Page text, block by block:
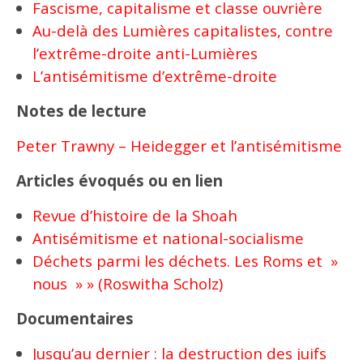
Fascisme, capitalisme et classe ouvrière
Au-delà des Lumières capitalistes, contre
l’extrême-droite anti-Lumières
L’antisémitisme d’extrême-droite
Notes de lecture
Peter Trawny – Heidegger et l’antisémitisme
Articles évoqués ou en lien
Revue d’histoire de la Shoah
Antisémitisme et national-socialisme
Déchets parmi les déchets. Les Roms et »
nous » » (Roswitha Scholz)
Documentaires
Jusqu’au dernier : la destruction des juifs